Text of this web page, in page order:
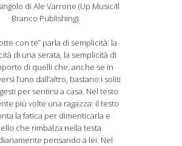
di Ale Varrone (Up Music/Il
Branco Publishing).
con te” parla di semplicità: la
di una serata, la semplicità di
di quelli che, anche se in
l’uno dall’altro, bastano i soliti
per sentirsi a casa. Nel testo
più volte una ragazza: il testo
la fatica per dimenticarla e
che rimbalza nella testa
pensando a lei. Nel